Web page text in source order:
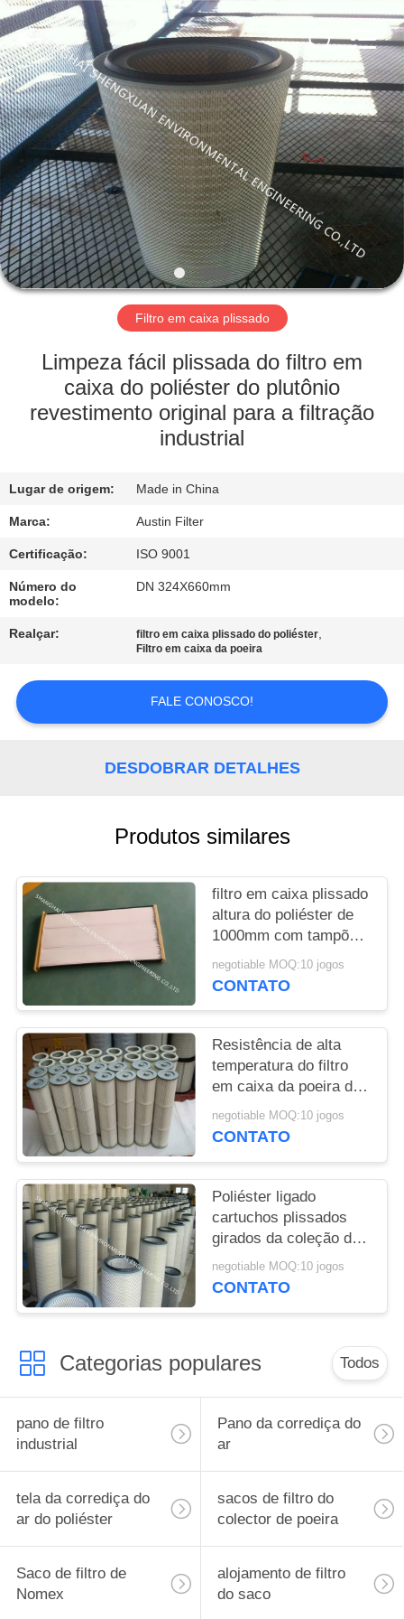
CASA
PRODUTOS
SOBRE
NÓS
EXCURSÃO
FÁBRICA
CONTROLE
CONTACTE-
NOS
PEÇA
UMAS
CITAÇÕES
MAPA
POLICY
Environmental
Engineering
Co.,LTD.
Rights
Reserved.
Developed
by
ECER
Filtro em caixa plissado
Limpeza fácil plissada do filtro em
caixa do poliéster do plutônio
revestimento original para a filtração
industrial
Lugar de origem: Made in China
Marca: Austin Filter
Certificação: ISO 9001
Número do
modelo:
DN 324X660mm
Realçar: filtro em caixa plissado do poliéster,
Filtro em caixa da poeira
FALE CONOSCO!
DESDOBRAR DETALHES
Produtos similares
filtro em caixa plissado
altura do poliéster de
1000mm com tampões
e quadro antiferrugem
do metal
negotiable MOQ:10 jogos
CONTATO
Resistência de alta
temperatura do filtro
em caixa da poeira do
PPS que substitui
sacos de filtro
negotiable MOQ:10 jogos
CONTATO
Poliéster ligado
cartuchos plissados
girados da coleção de
poeira com meios
importados
negotiable MOQ:10 jogos
CONTATO
Categorias populares Todos
pano de filtro
industrial
Pano da corrediça do
ar
tela da corrediça do
ar do poliéster
sacos de filtro do
colector de poeira
Saco de filtro de
Nomex
alojamento de filtro
do saco